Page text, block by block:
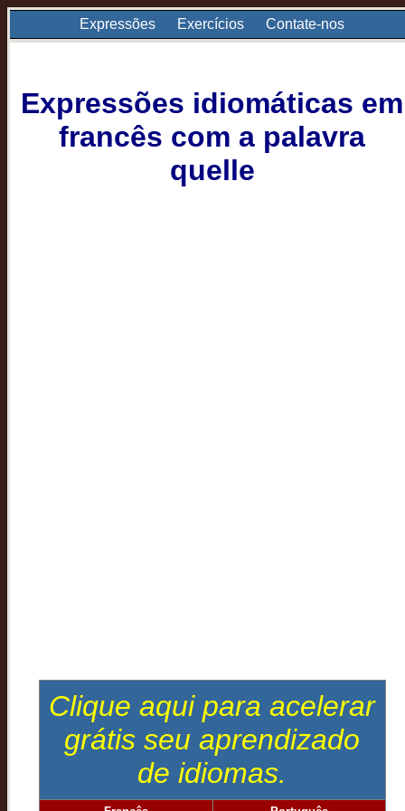
Expressões Exercícios Contate-nos
Expressões idiomáticas em
francês com a palavra
quelle
Clique aqui para acelerar
grátis seu aprendizado
de idiomas.